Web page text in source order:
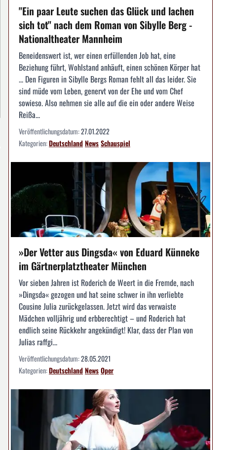
"Ein paar Leute suchen das Glück und lachen
sich tot" nach dem Roman von Sibylle Berg -
Nationaltheater Mannheim
Beneidenswert ist, wer einen erfüllenden Job hat, eine
Beziehung führt, Wohlstand anhäuft, einen schönen Körper hat
... Den Figuren in Sibylle Bergs Roman fehlt all das leider. Sie
sind müde vom Leben, genervt von der Ehe und vom Chef
sowieso. Also nehmen sie alle auf die ein oder andere Weise
Reißa...
Veröffentlichungsdatum:27.01.2022
Kategorien:DeutschlandNewsSchauspiel
»Der Vetter aus Dingsda« von Eduard Künneke
im Gärtnerplatztheater München
Vor sieben Jahren ist Roderich de Weert in die Fremde, nach
»Dingsda« gezogen und hat seine schwer in ihn verliebte
Cousine Julia zurückgelassen. Jetzt wird das verwaiste
Mädchen volljährig und erbberechtigt – und Roderich hat
endlich seine Rückkehr angekündigt! Klar, dass der Plan von
Julias raffgi...
Veröffentlichungsdatum:28.05.2021
Kategorien:DeutschlandNewsOper